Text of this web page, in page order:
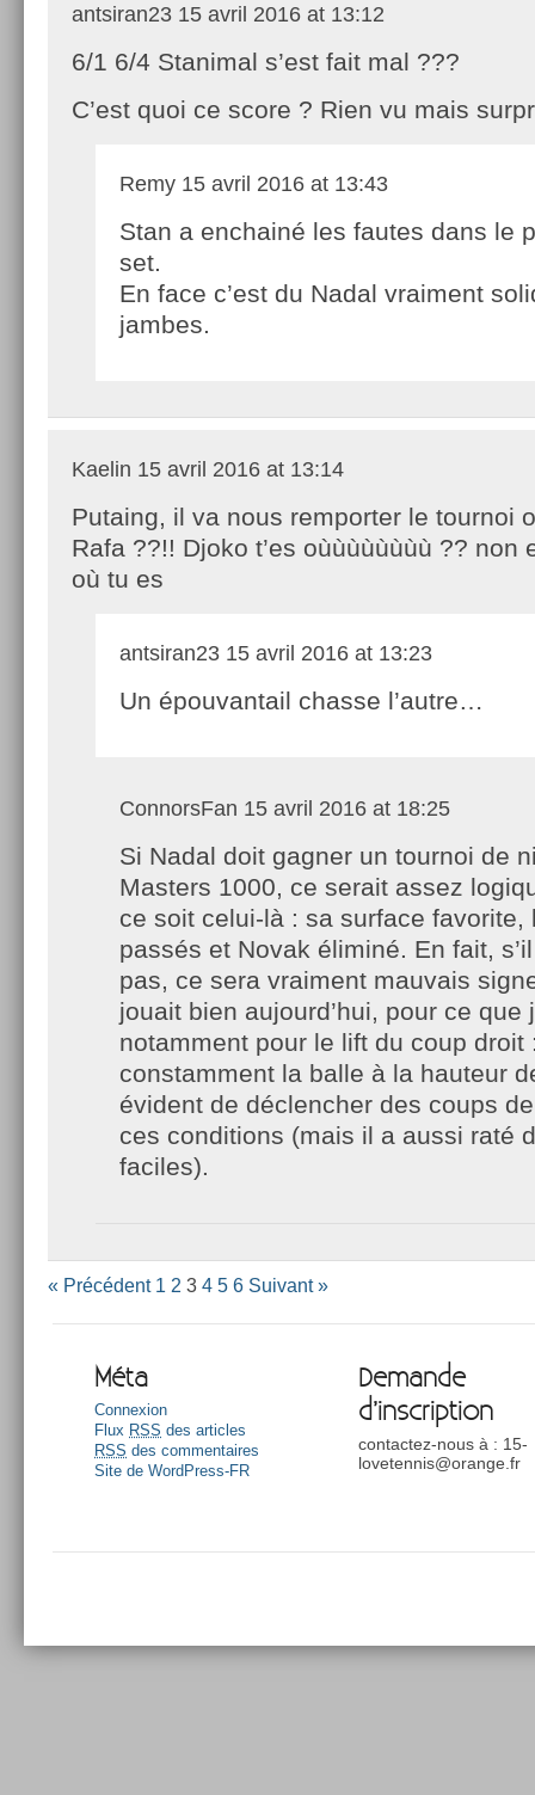
antsiran23 15 avril 2016 at 13:12
6/1 6/4 Stanimal s’est fait mal ???
C’est quoi ce score ? Rien vu mais
Remy 15 avril 2016 at 13:43
Stan a enchainé les fautes dans le
set.
En face c’est du Nadal vraiment
jambes.
Kaelin 15 avril 2016 at 13:14
Putaing, il va nous remporter le tournoi
Rafa ??!! Djoko t’es oùùùùùùùù ?? non
où tu es
antsiran23 15 avril 2016 at 13:23
Un épouvantail chasse l’autre…
ConnorsFan 15 avril 2016 at 18:25
Si Nadal doit gagner un tournoi de
Masters 1000, ce serait assez
ce soit celui-là : sa surface favorite,
passés et Novak éliminé. En fait,
pas, ce sera vraiment mauvais
jouait bien aujourd’hui, pour ce que
notamment pour le lift du coup droit
constamment la balle à la hauteur
évident de déclencher des coups
ces conditions (mais il a aussi raté
faciles).
« Précédent 1 2 3 4 5 6 Suivant »
Méta
Connexion
Flux RSS des articles
RSS des commentaires
Site de WordPress-FR
Demande
d’inscription
contactez-nous à : 15-
lovetennis@orange.fr